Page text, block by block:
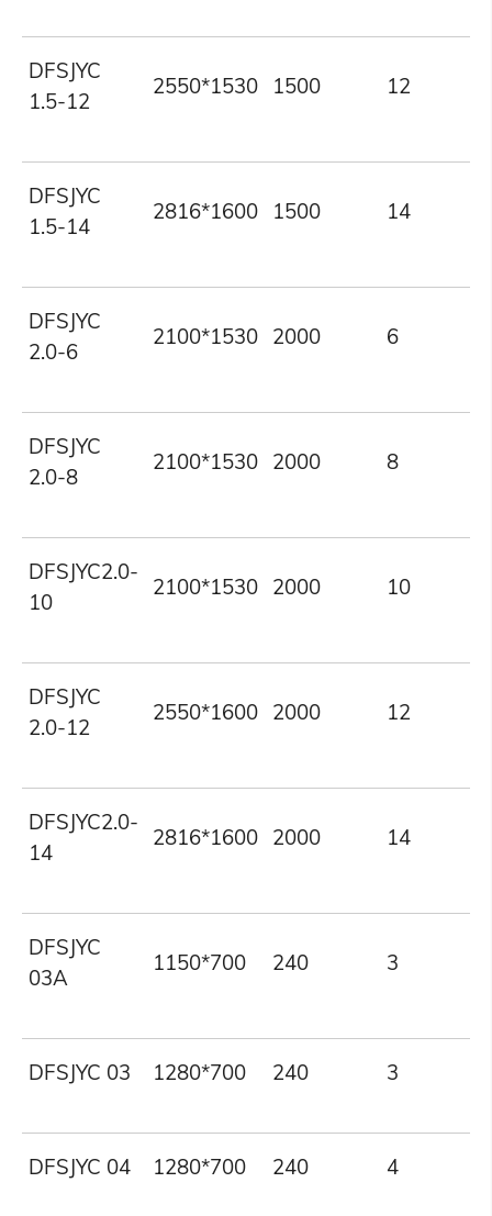
DFSJYC
1.5-12
2550*1530 1500 12
DFSJYC
1.5-14
2816*1600 1500 14
DFSJYC
2.0-6
2100*1530 2000 6
DFSJYC
2.0-8
2100*1530 2000 8
DFSJYC2.0-
10
2100*1530 2000 10
DFSJYC
2.0-12
2550*1600 2000 12
DFSJYC2.0-
14
2816*1600 2000 14
DFSJYC
03A
1150*700 240 3
DFSJYC 03 1280*700 240 3
DFSJYC 04 1280*700 240 4